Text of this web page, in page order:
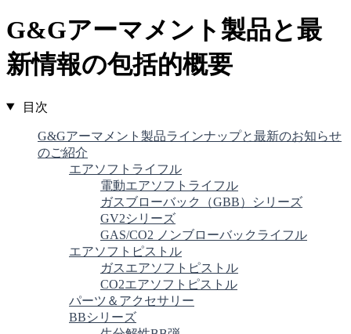
G&Gアーマメント製品と最
新情報の包括的概要
目次
G&Gアーマメント製品ラインナップと最新のお知らせ
のご紹介
エアソフトライフル
電動エアソフトライフル
ガスブローバック（GBB）シリーズ
GV2シリーズ
GAS/CO2 ノンブローバックライフル
エアソフトピストル
ガスエアソフトピストル
CO2エアソフトピストル
パーツ＆アクセサリー
BBシリーズ